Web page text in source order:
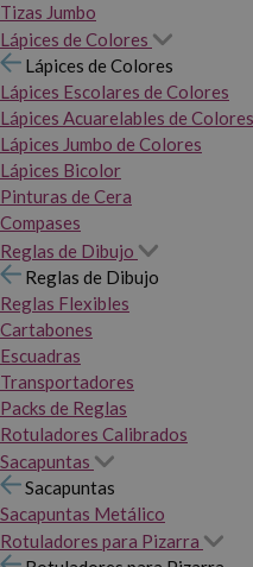
Tizas Jumbo
Lápices de Colores
Lápices de Colores
Lápices Escolares de Colores
Lápices Acuarelables de Colores
Lápices Jumbo de Colores
Lápices Bicolor
Pinturas de Cera
Compases
Reglas de Dibujo
Reglas de Dibujo
Reglas Flexibles
Cartabones
Escuadras
Transportadores
Packs de Reglas
Rotuladores Calibrados
Sacapuntas
Sacapuntas
Sacapuntas Metálico
Rotuladores para Pizarra